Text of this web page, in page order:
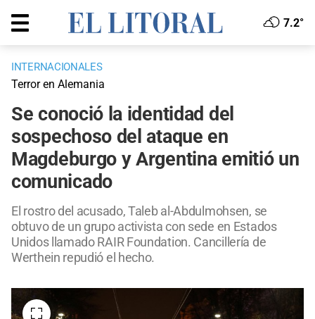
7.2°
INTERNACIONALES
Terror en Alemania
Se conoció la identidad del
sospechoso del ataque en
Magdeburgo y Argentina emitió un
comunicado
El rostro del acusado, Taleb al-Abdulmohsen, se
obtuvo de un grupo activista con sede en Estados
Unidos llamado RAIR Foundation. Cancillería de
Werthein repudió el hecho.